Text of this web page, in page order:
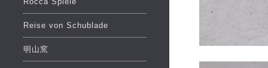
Reise von Schublade
明山窯